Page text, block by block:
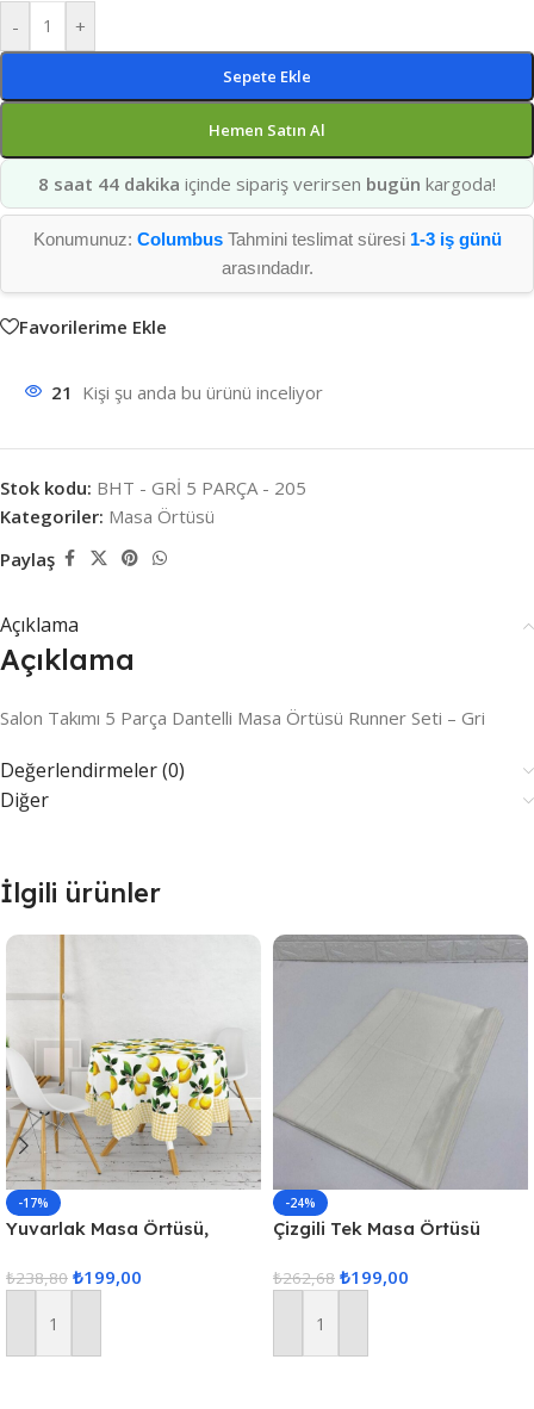
-
+
Sepete Ekle
Hemen Satın Al
8 saat 44 dakika içinde sipariş verirsen bugün kargoda!
Konumunuz: ColumbusTahmini teslimat süresi 1-3 iş günü
arasındadır.
Favorilerime Ekle
21 Kişi şu anda bu ürünü inceliyor
Stok kodu: BHT - GRİ 5 PARÇA - 205
Kategoriler: Masa Örtüsü
Paylaş
Açıklama
Açıklama
Salon Takımı 5 Parça Dantelli Masa Örtüsü Runner Seti – Gri
Değerlendirmeler (0)
Diğer
İlgili ürünler
-17%
Yuvarlak Masa Örtüsü,
₺238,80 ₺199,00
Sepete Ekle
-24%
Çizgili Tek Masa Örtüsü
₺262,68 ₺199,00
Sepete Ekle